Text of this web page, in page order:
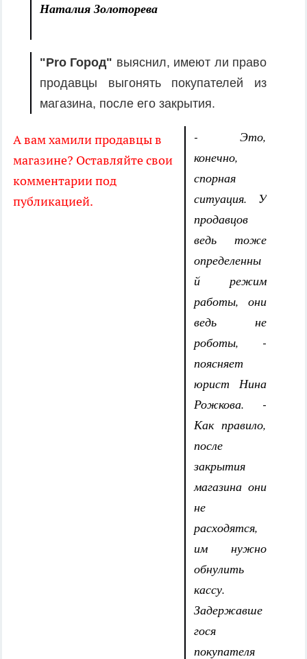
Наталия Золоторева
"Pro Город" выяснил, имеют ли право
продавцы выгонять покупателей из
магазина, после его закрытия.
А вам хамили продавцы в
магазине? Оставляйте свои
комментарии под
публикацией.
- Это,
конечно,
спорная
ситуация. У
продавцов
ведь тоже
определенны
й режим
работы, они
ведь не
роботы, -
поясняет
юрист Нина
Рожкова. -
Как правило,
после
закрытия
магазина они
не
расходятся,
им нужно
обнулить
кассу.
Задержавше
гося
покупателя